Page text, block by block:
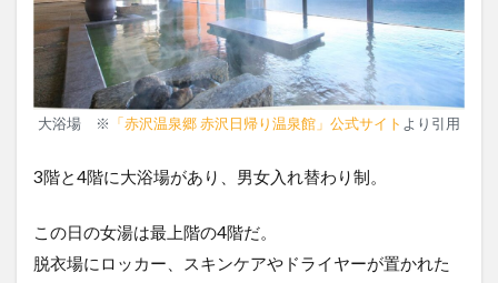
大浴場 ※ 「赤沢温泉郷 赤沢日帰り温泉館」公式サイト より引用
3階と4階に大浴場があり、男女入れ替わり制。
この日の女湯は最上階の4階だ。
脱衣場にロッカー、スキンケアやドライヤーが置かれた